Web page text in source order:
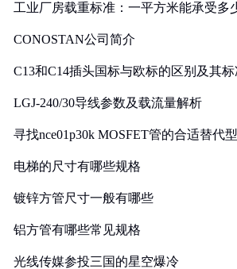
工业厂房载重标准：一平方米能承受多
CONOSTAN公司简介
C13和C14插头国标与欧标的区别及其
LGJ-240/30导线参数及载流量解析
寻找nce01p30k MOSFET管的合适替代
电梯的尺寸有哪些规格
镀锌方管尺寸一般有哪些
铝方管有哪些常见规格
光线传媒参投三国的星空爆冷